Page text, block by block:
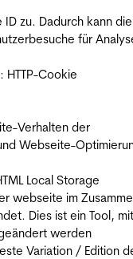
zu. Dadurch kann die
für
: HTTP-Cookie
Verhalten der
Webseite-
Local Storage
webseite im
Dies ist ein Tool,
werden
Variation / Edition